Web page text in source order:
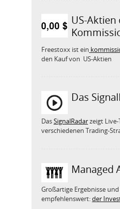
US-Aktien
Freestoxx ist ein
den Kauf von US-Aktien
Das
DasSignalRadarzeigt
verschiedenen Trading-
Managed
Großartige Ergebnisse
empfehlenswert:der